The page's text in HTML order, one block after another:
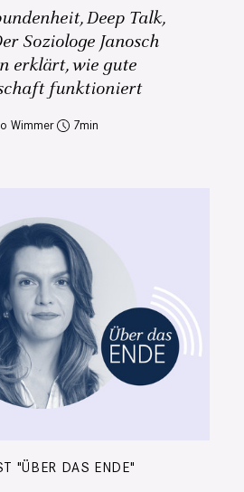
Deep Talk,
Soziologe Janosch
erklärt, wie gute
funktioniert
Wimmer 7
"ÜBER DAS ENDE"